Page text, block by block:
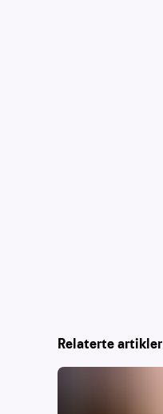
Relaterte artikler